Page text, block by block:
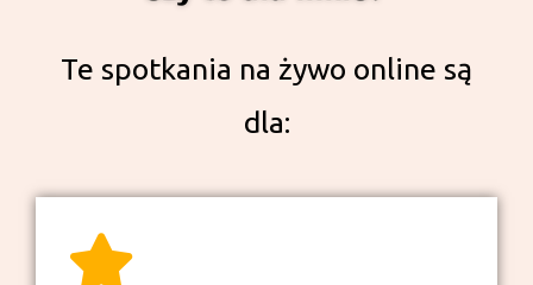
Te spotkania na żywo online są
dla: